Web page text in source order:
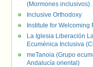
(Mormones inclusivos).
Inclusive Orthodoxy
Institute for Welcoming
La Iglesia Liberación
Ecuménica Inclusiva
meTanoia (Grupo
Andalucía oriental)